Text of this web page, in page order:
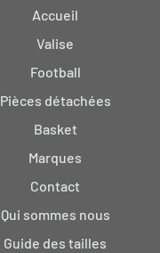
Accueil
Valise
Football
Pièces détachées
Basket
Marques
Contact
Qui sommes nous
Guide des tailles